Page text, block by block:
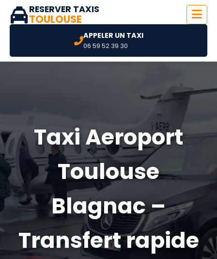
RESERVER TAXIS
TOULOUSE
APPELER UN TAXI
06 59 52 39 30
Taxi Aeroport
Toulouse
Blagnac –
Transfert rapide